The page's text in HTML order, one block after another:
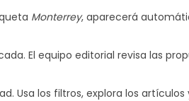
Monterrey, aparecerá
El equipo editorial revisa las
Usa los filtros, explora los